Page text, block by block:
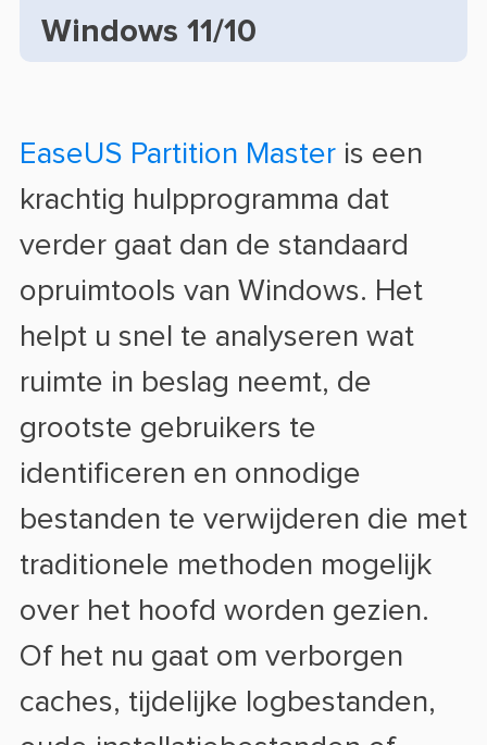
Windows 11/10
EaseUS Partition Masteris een
krachtig hulpprogramma dat
verder gaat dan de standaard
opruimtools van Windows. Het
helpt u snel te analyseren wat
ruimte in beslag neemt, de
grootste gebruikers te
identificeren en onnodige
bestanden te verwijderen die met
traditionele methoden mogelijk
over het hoofd worden gezien.
Of het nu gaat om verborgen
caches, tijdelijke logbestanden,